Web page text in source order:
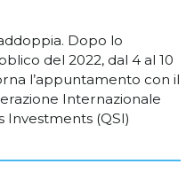
Dopo lo
del 2022, dal 4 al 10
l’appuntamento con il
Internazionale
Investments (QSI)